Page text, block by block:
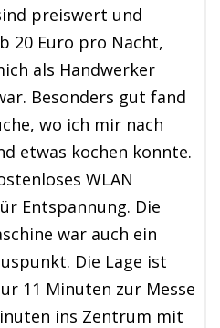
preiswert und
20 Euro pro Nacht,
als Handwerker
Besonders gut fand
wo ich mir nach
etwas kochen konnte.
WLAN
Entspannung. Die
war auch ein
Die Lage ist
11 Minuten zur Messe
ins Zentrum mit